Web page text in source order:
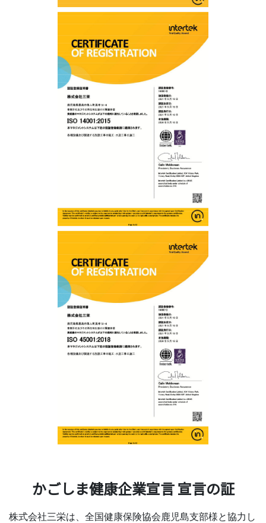
かごしま健康企業宣言 宣言の証
株式会社三栄は、全国健康保険協会鹿児島支部様と協力し